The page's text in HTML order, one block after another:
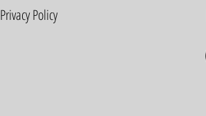
Privacy Policy